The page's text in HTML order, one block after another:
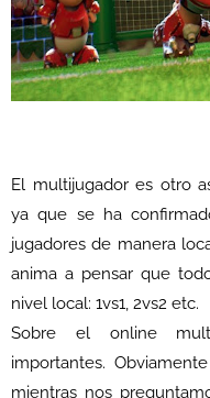
El multijugador es otro
ya que se ha
jugadores de manera
anima a pensar que
nivel local: 1vs1, 2vs2 etc.
Sobre el online
importantes.
mientras nos